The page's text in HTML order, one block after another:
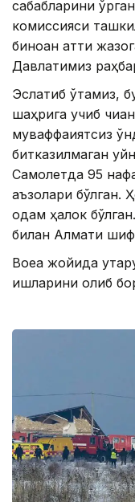
сабабларини
комиссияси
биноан қаттиқ
Давлатимиз
Эслатиб ўтамиз,
шаҳрига учиб
муваффақиятсиз
битказилмаган
Самолетда 95
аъзолари бўлган.
одам ҳалок
билан Алмати
Воқеа жойида
ишларини олиб